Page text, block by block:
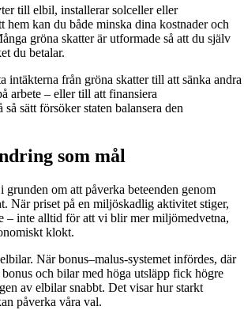
till elbil, installerar solceller eller
hem kan du både minska dina kostnader och
gröna skatter är utformade så att du själv
du betalar.
intäkterna från gröna skatter till att sänka andra
arbete – eller till att finansiera
sätt försöker staten balansera den
som mål
grunden om att påverka beteenden genom
När priset på en miljöskadlig aktivitet stiger,
– inte alltid för att vi blir mer miljömedvetna,
klokt.
När bonus–malus-systemet infördes, där
och bilar med höga utsläpp fick högre
av elbilar snabbt. Det visar hur starkt
påverka våra val.